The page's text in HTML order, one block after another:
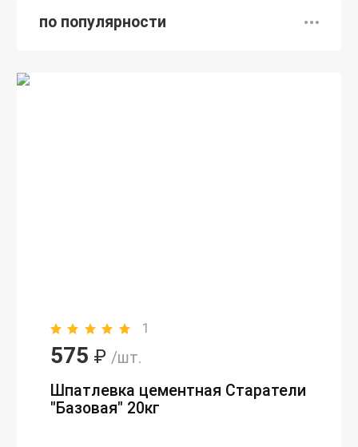
по популярности
1
575 ₽ /шт.
Шпатлевка цементная Старатели
"Базовая" 20кг